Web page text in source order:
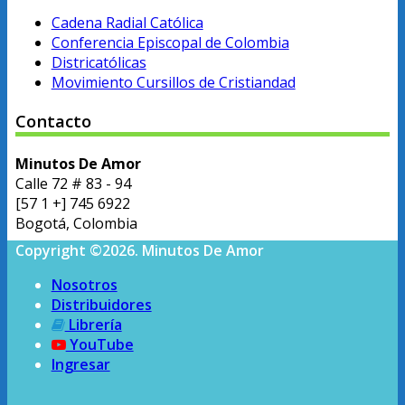
Cadena Radial Católica
Conferencia Episcopal de Colombia
Districatólicas
Movimiento Cursillos de Cristiandad
Contacto
Minutos De Amor
Calle 72 # 83 - 94
[57 1 +] 745 6922
Bogotá, Colombia
Copyright ©2026. Minutos De Amor
Nosotros
Distribuidores
Librería
YouTube
Ingresar